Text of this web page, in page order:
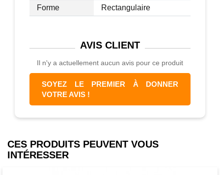
Forme Rectangulaire
AVIS CLIENT
Il n'y a actuellement aucun avis pour ce produit
SOYEZ LE PREMIER À DONNER
VOTRE AVIS !
CES PRODUITS PEUVENT VOUS
INTÉRESSER